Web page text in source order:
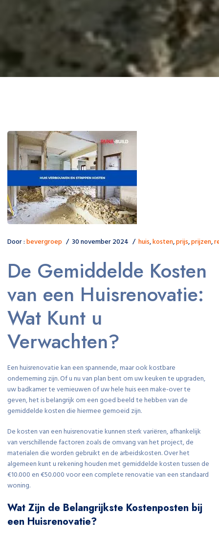
Door :bevergroep 30 november 2024 huis,kosten,prijs,prijzen,
De Gemiddelde Kosten
van een Huisrenovatie:
Wat Kunt u
Verwachten?
Een huisrenovatie kan een spannende, maar ook kostbare
onderneming zijn. Of u nu van plan bent om uw keuken te upgraden,
uw badkamer te vernieuwen of uw hele huis een make-over te
geven, het is belangrijk om een goed beeld te hebben van de
gemiddelde kosten die hiermee gemoeid zijn.
De kosten van een huisrenovatie kunnen sterk variëren, afhankelijk
van verschillende factoren zoals de omvang van het project, de
materialen die worden gebruikt en de arbeidskosten. Over het
algemeen kunt u rekening houden met gemiddelde kosten tussen de
€10.000 en €50.000 voor een complete renovatie van een standaard
woning.
Wat Zijn de Belangrijkste Kostenposten bij
een Huisrenovatie?